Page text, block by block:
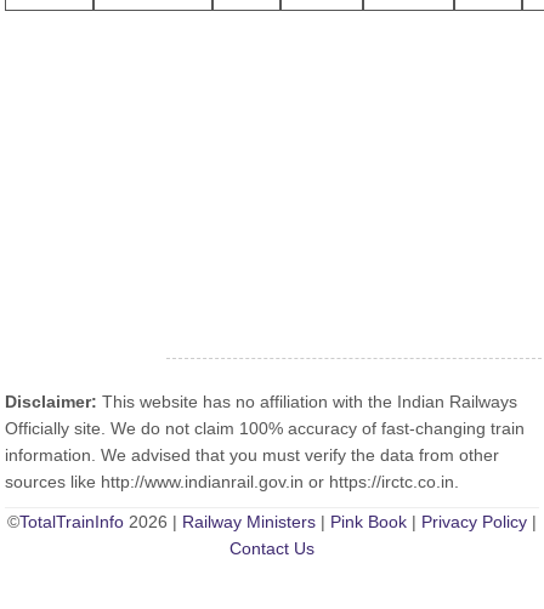
Disclaimer: This website has no affiliation with the Indian Railways
Officially site. We do not claim 100% accuracy of fast-changing train
information. We advised that you must verify the data from other
sources like http://www.indianrail.gov.in or https://irctc.co.in.
©TotalTrainInfo 2026 | Railway Ministers | Pink Book | Privacy Policy |
Contact Us